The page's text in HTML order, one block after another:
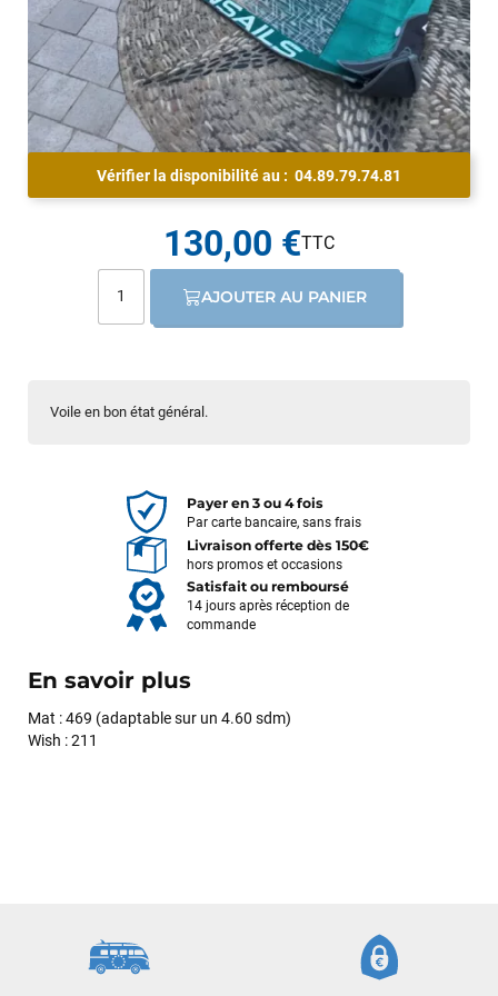
Voile en bon état général.
Vérifier la disponibilité au : 04.89.79.74.81
130,00 €
AJOUTER AU PANIER
Payer en 3 ou 4 fois
Par carte bancaire, sans frais
Livraison offerte dès 150€
hors promos et occasions
Satisfait ou remboursé
14 jours après réception de
commande
En savoir plus
Mat : 469 (adaptable sur un 4.60 sdm)
Wish : 211
commande validée, le magasin m’a appelé pour confirmer
avec moi les caractéristiques des équipements, me conseiller
sur le matériel à choisir, et m’a même offert du matériel en